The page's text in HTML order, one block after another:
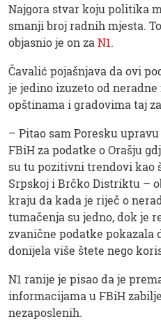
Najgora stvar koju politika
smanji broj radnih mjesta.
objasnio je on zaN1.
Čavalić pojašnjava da ovi
je jedino izuzeto od
opštinama i gradovima taj
– Pitao sam Poresku
FBiH za podatke o Orašju
su tu pozitivni trendovi kao
Srpskoj i Brčko Distriktu –
kraju da kada je riječ o
tumačenja su jedno, dok je
zvanične podatke pokazala
donijela više štete nego
N1 ranije je pisao da je
informacijama u FBiH
nezaposlenih.